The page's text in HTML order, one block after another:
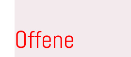
Offene